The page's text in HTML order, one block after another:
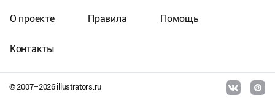
© 2007–2026illustrators.ru
О проекте Правила Помощь
Контакты